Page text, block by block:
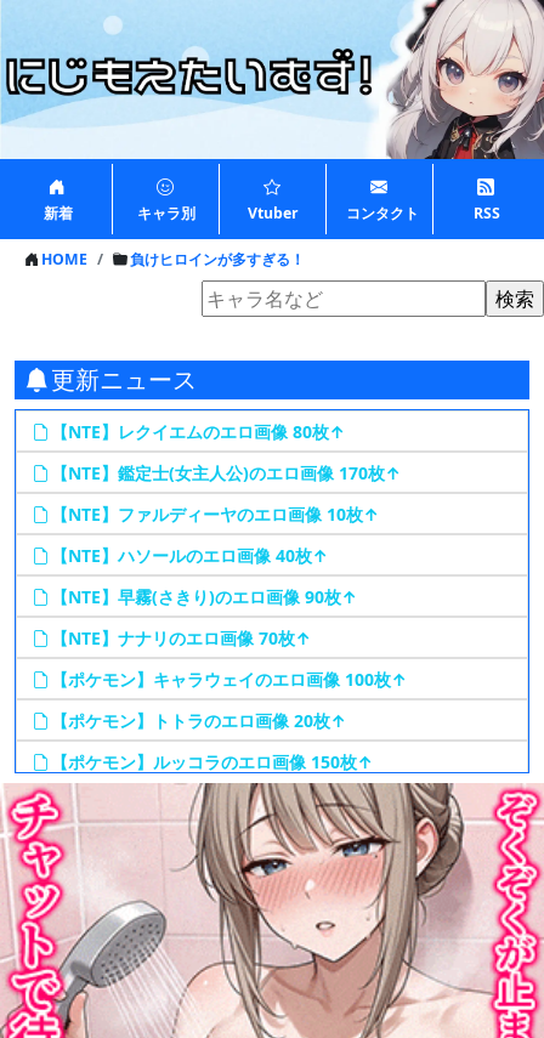
新着 キャラ別 Vtuber コンタクト RSS
HOME 負けヒロインが多すぎる！
更新ニュース
【NTE】レクイエムのエロ画像 80枚↑
【NTE】鑑定士(女主人公)のエロ画像 170枚↑
【NTE】ファルディーヤのエロ画像 10枚↑
【NTE】ハソールのエロ画像 40枚↑
【NTE】早霧(さきり)のエロ画像 90枚↑
【NTE】ナナリのエロ画像 70枚↑
【ポケモン】キャラウェイのエロ画像 100枚↑
【ポケモン】トトラのエロ画像 20枚↑
【ポケモン】ルッコラのエロ画像 150枚↑
【ポケモン】ベッキー(女主人公)のエロ画像 70枚↑
【崩壊:スターレイル】ケリュドラのエロ画像 140枚↑
【崩壊:スターレイル】キュレネのエロ画像 140枚↑
【崩壊:スターレイル】ダリアのエロ画像 120枚↑
【崩壊:スターレイル】爻光(こうこう)のエロ画像 130枚↑
【崩壊:スターレイル】火花(ひばな)のエロ画像 140枚↑